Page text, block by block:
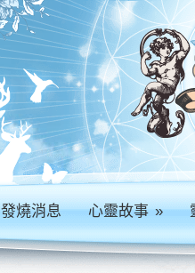
發燒消息 心靈故事»